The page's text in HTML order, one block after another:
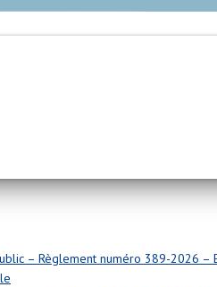
– Règlement numéro 389-2026 –